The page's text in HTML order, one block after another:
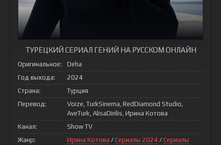
ТУРЕЦКИЙ СЕРИАЛ ГЕНИЙ НА РУССКОМ ОНЛАЙН
Оригинальное:
Deha
Год выхода:
2024
Страна:
Турция
Перевод:
Voize, TurkSinema, RedDiamond Studio,
AveTurk, AlisaDirilis, Ирина Котова
Канал:
Show TV
Жанр:
Ирина Котова / Сериалы 2024 / Сериалы